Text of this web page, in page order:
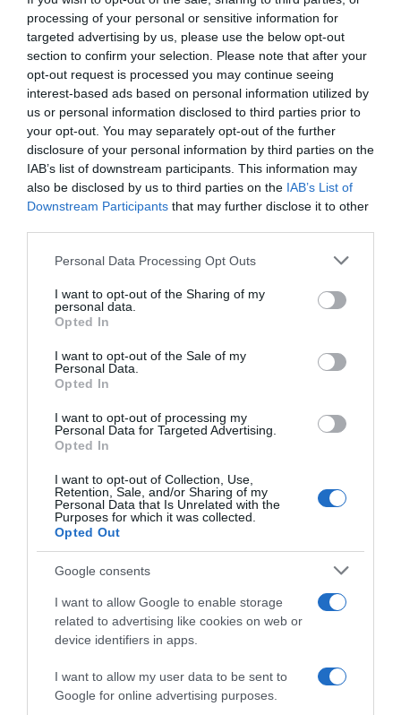
processing of your personal or sensitive information for
targeted advertising by us, please use the below opt-out
section to confirm your selection. Please note that after your
opt-out request is processed you may continue seeing
interest-based ads based on personal information utilized by
us or personal information disclosed to third parties prior to
your opt-out. You may separately opt-out of the further
disclosure of your personal information by third parties on the
IAB’s list of downstream participants. This information may
also be disclosed by us to third parties on the IAB’s List of
Downstream Participants that may further disclose it to other
Please note that this website/app uses one or more Google
not limited to your visit or usage behaviour. You may click to
grant or deny consent to Google and its third-party tags to
use your data for below specified purposes in below Google
consent section.
Personal Data Processing Opt Outs
I want to opt-out of the Sharing of my
personal data.
Opted In
I want to opt-out of the Sale of my
Personal Data.
Opted In
I want to opt-out of processing my
Personal Data for Targeted Advertising.
Opted In
I want to opt-out of Collection, Use,
Retention, Sale, and/or Sharing of my
Personal Data that Is Unrelated with the
Purposes for which it was collected.
Opted Out
Google consents
I want to allow Google to enable storage
related to advertising like cookies on web or
device identifiers in apps.
I want to allow my user data to be sent to
Google for online advertising purposes.
döntéshelyzetekben elbizonytalanodnak, és képtelen A
vagy B mellett letenni a voksukat. Ilyenkor a párjuk
türelmes és támogató hozzáállása segíthet áthidalni ezen
kihívásokat.
A mérleg csillagjegyű partner tehát egy
kiegyensúlyozott, közvetlen és kreatív társ lehet. Ha
mindkét fél elkötelezett a harmónia iránt, és hajlandó
kompromisszumokat kötni, a kapcsolatuk gazdag és
boldog lesz, tele szeretettel, melegséggel és
együttműködéssel.
Ez is érdekelhet! -Szenvedély és kaland – ilyen az élet egy Oroszlán
mellett
Megosztás: Facebook Twitter
harmónia,Mérleg